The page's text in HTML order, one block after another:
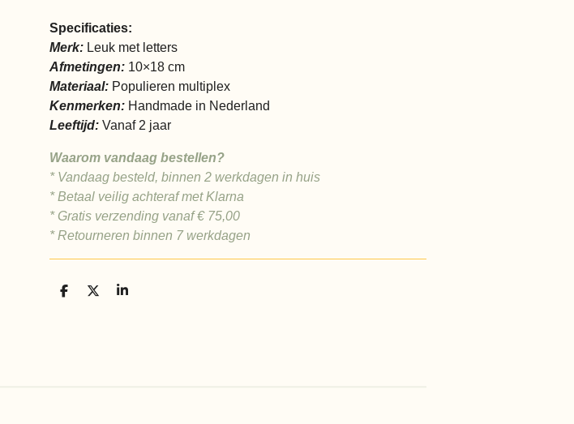
Specificaties:
Merk: Leuk met letters
Afmetingen: 10×18 cm
Materiaal: Populieren multiplex
Kenmerken: Handmade in Nederland
Leeftijd: Vanaf 2 jaar
Waarom vandaag bestellen?
* Vandaag besteld, binnen 2 werkdagen in huis
* Betaal veilig achteraf met Klarna
* Gratis verzending vanaf € 75,00
* Retourneren binnen 7 werkdagen
D
D
S